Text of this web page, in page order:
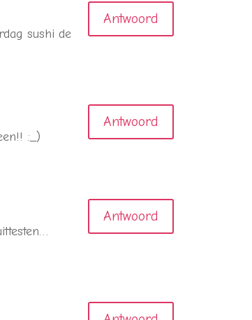
sushi de
Antwoord
:_)
Antwoord
Antwoord